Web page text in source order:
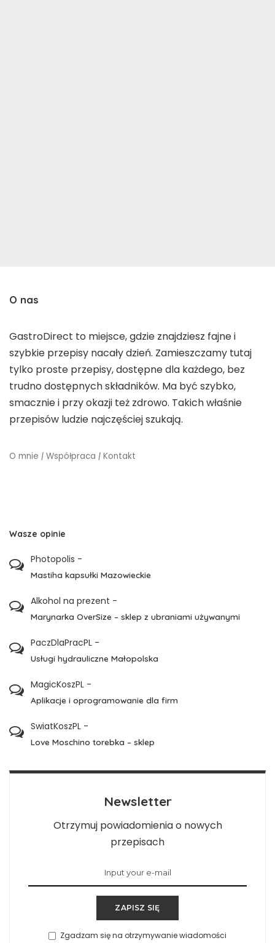
O nas
GastroDirect to miejsce, gdzie znajdziesz fajne i
szybkie przepisy nacały dzień. Zamieszczamy tutaj
tylko proste przepisy, dostępne dla każdego, bez
trudno dostępnych składników. Ma być szybko,
smacznie i przy okazji też zdrowo. Takich właśnie
przepisów ludzie najczęściej szukają.
O mnie | Współpraca | Kontakt
Wasze opinie
Photopolis -
Mastiha kapsułki Mazowieckie
Alkohol na prezent -
Marynarka OverSize – sklep z ubraniami używanymi
PaczDlaPracPL -
Usługi hydrauliczne Małopolska
MagicKoszPL -
Aplikacje i oprogramowanie dla firm
SwiatKoszPL -
Love Moschino torebka – sklep
Newsletter
Otrzymuj powiadomienia o nowych
przepisach
ZAPISZ SIĘ
Zgadzam się na otrzymywanie wiadomości